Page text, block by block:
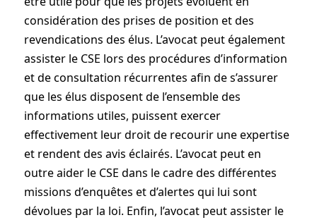
considération des prises de position et des
revendications des élus. L’avocat peut également
assister le CSE lors des procédures d’information
et de consultation récurrentes afin de s’assurer
que les élus disposent de l’ensemble des
informations utiles, puissent exercer
effectivement leur droit de recourir une expertise
et rendent des avis éclairés. L’avocat peut en
outre aider le CSE dans le cadre des différentes
missions d’enquêtes et d’alertes qui lui sont
dévolues par la loi. Enfin, l’avocat peut assister le